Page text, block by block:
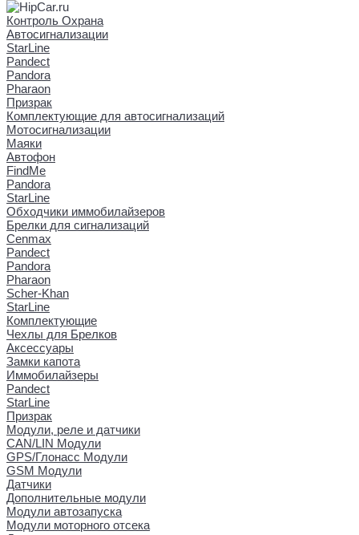
Контроль Охрана
Автосигнализации
StarLine
Pandect
Pandora
Pharaon
Призрак
Комплектующие для автосигнализаций
Мотосигнализации
Маяки
Автофон
FindMe
Pandora
StarLine
Обходчики иммобилайзеров
Брелки для сигнализаций
Cenmax
Pandect
Pandora
Pharaon
Scher-Khan
StarLine
Комплектующие
Чехлы для Брелков
Аксессуары
Замки капота
Иммобилайзеры
Pandect
StarLine
Призрак
Модули, реле и датчики
CAN/LIN Модули
GPS/Глонасс Модули
GSM Модули
Датчики
Дополнительные модули
Модули автозапуска
Модули моторного отсека